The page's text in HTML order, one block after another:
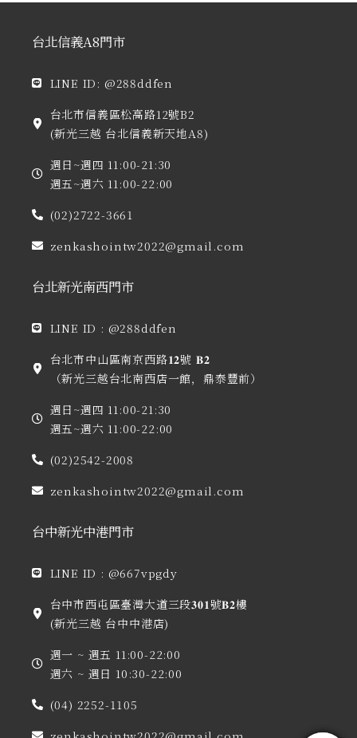
台北信義A8門市
LINE ID: @288ddfen
台北市信義區松高路12號B2
(新光三越 台北信義新天地A8)
週日~週四 11:00-21:30
週五~週六 11:00-22:00
(02)2722-3661
zenkashointw2022@gmail.com
台北新光南西門市
LINE ID : @288ddfen
台北市中山區南京西路𝟏𝟐號 𝐁𝟐
（新光三越台北南西店一館，鼎泰豐前）
週日~週四 11:00-21:30
週五~週六 11:00-22:00
(02)2542-2008
zenkashointw2022@gmail.com
台中新光中港門市
LINE ID : @667vpgdy
台中市西屯區臺灣大道三段𝟑𝟎𝟏號𝐁𝟐樓
(新光三越 台中中港店)
週一 ~ 週五 11:00-22:00
週六 ~ 週日 10:30-22:00
(04) 2252-1105